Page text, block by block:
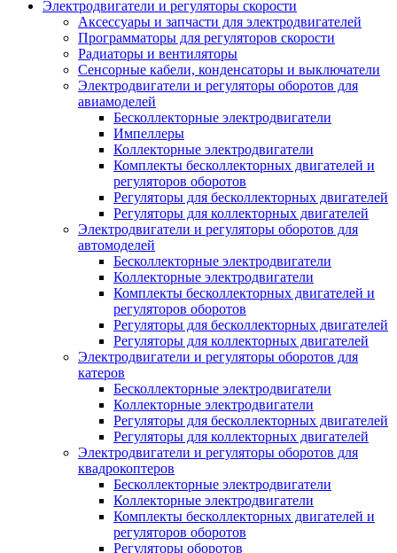
Электродвигатели и регуляторы скорости
Аксессуары и запчасти для электродвигателей
Программаторы для регуляторов скорости
Радиаторы и вентиляторы
Сенсорные кабели, конденсаторы и выключатели
Электродвигатели и регуляторы оборотов для
авиамоделей
Бесколлекторные электродвигатели
Импеллеры
Коллекторные электродвигатели
Комплекты бесколлекторных двигателей и
регуляторов оборотов
Регуляторы для бесколлекторных двигателей
Регуляторы для коллекторных двигателей
Электродвигатели и регуляторы оборотов для
автомоделей
Бесколлекторные электродвигатели
Коллекторные электродвигатели
Комплекты бесколлекторных двигателей и
регуляторов оборотов
Регуляторы для бесколлекторных двигателей
Регуляторы для коллекторных двигателей
Электродвигатели и регуляторы оборотов для
катеров
Бесколлекторные электродвигатели
Коллекторные электродвигатели
Регуляторы для бесколлекторных двигателей
Регуляторы для коллекторных двигателей
Электродвигатели и регуляторы оборотов для
квадрокоптеров
Бесколлекторные электродвигатели
Коллекторные электродвигатели
Комплекты бесколлекторных двигателей и
регуляторов оборотов
Регуляторы оборотов